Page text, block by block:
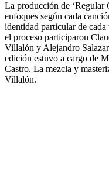
La producción de ‘Regular
enfoques según cada
identidad particular de
el proceso participaron
Villalón y Alejandro
edición estuvo a cargo de
Castro. La mezcla y
Villalón.